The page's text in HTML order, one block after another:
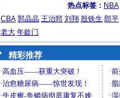
热点标签： NBA
CBA 郭晶晶 王治郅 刘翔 殷铁生 郎平
老大 年龄门
精彩推荐